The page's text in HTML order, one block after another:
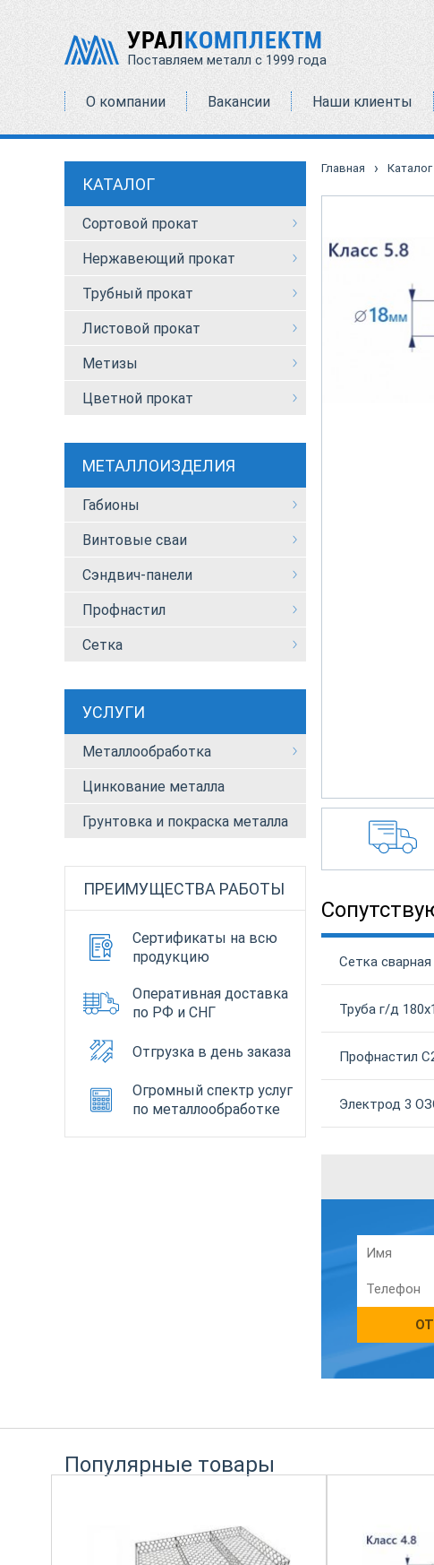
УРАЛКОМПЛЕКТМ
Поставляем металл с 1999 года
О компании Вакансии Наши клиенты
КАТАЛОГ
Сортовой прокат
Нержавеющий прокат
Трубный прокат
Листовой прокат
Метизы
Цветной прокат
МЕТАЛЛОИЗДЕЛИЯ
Габионы
Винтовые сваи
Сэндвич-панели
Профнастил
Сетка
УСЛУГИ
Металлообработка
Цинкование металла
Грунтовка и покраска металла
ПРЕИМУЩЕСТВА РАБОТЫ
Сертификаты на всю
продукцию
Оперативная доставка
по РФ и СНГ
Отгрузка в день заказа
Огромный спектр услуг
по металлообработке
Главная › Каталог
Сетка сварная
Труба г/д
Профнастил
Электрод 3
Популярные товары